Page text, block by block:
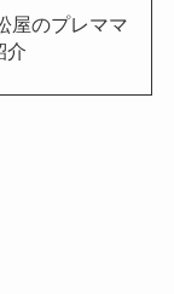
屋のプレママ
介